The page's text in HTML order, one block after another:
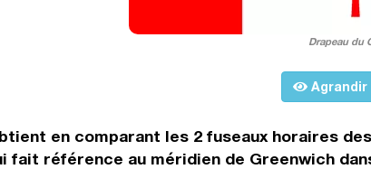
Drapeau du
Agrandir
en comparant les 2 fuseaux horaires
fait référence au méridien de Greenwich